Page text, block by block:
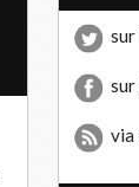
sur
via